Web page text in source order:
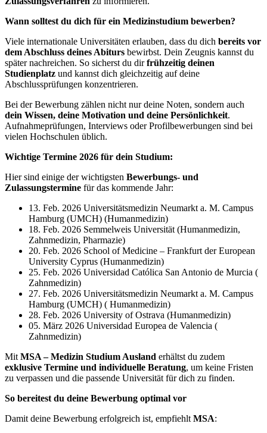
Wann solltest du dich für ein Medizinstudium bewerben?
Viele internationale Universitäten erlauben, dass du dich bereits vor
dem Abschluss deines Abiturs bewirbst. Dein Zeugnis kannst du
später nachreichen. So sicherst du dirfrühzeitig deinen
Studienplatz und kannst dich gleichzeitig auf deine
Abschlussprüfungen konzentrieren.
Bei der Bewerbung zählen nicht nur deine Noten, sondern auch
dein Wissen, deine Motivation und deine Persönlichkeit.
Aufnahmeprüfungen, Interviews oder Profilbewerbungen sind bei
vielen Hochschulen üblich.
Wichtige Termine 2026 für dein Studium:
Hier sind einige der wichtigsten Bewerbungs- und
Zulassungstermine für das kommende Jahr:
13. Feb. 2026 Universitätsmedizin Neumarkt a. M. Campus
Hamburg (UMCH) (Humanmedizin)
18. Feb. 2026 Semmelweis Universität (Humanmedizin,
Zahnmedizin, Pharmazie)
20. Feb. 2026 School of Medicine – Frankfurt der European
University Cyprus (Humanmedizin)
25. Feb. 2026 Universidad Católica San Antonio de Murcia (
Zahnmedizin)
27. Feb. 2026 Universitätsmedizin Neumarkt a. M. Campus
Hamburg (UMCH) ( Humanmedizin)
28. Feb. 2026 University of Ostrava (Humanmedizin)
05. März 2026 Universidad Europea de Valencia (
Zahnmedizin)
Mit MSA – Medizin Studium Ausland erhältst du zudem
exklusive Termine und individuelle Beratung, um keine Fristen
zu verpassen und die passende Universität für dich zu finden.
So bereitest du deine Bewerbung optimal vor
Damit deine Bewerbung erfolgreich ist, empfiehlt MSA: